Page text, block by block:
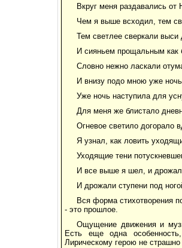
Вкруг меня раздавались
Чем я выше всходил, тем
Тем светлее сверкали
И сияньем прощальным как
Словно нежно ласкали
И внизу подо мною уже
Уже ночь наступила для
Для меня же блистало
Огневое светило догорало
Я узнал, как ловить
Уходящие тени
И все выше я шел, и
И дрожали ступени под
Вся форма стихотворения
- это прошлое.
Ощущение движения и
Есть еще одна
Лирическому герою не страшно